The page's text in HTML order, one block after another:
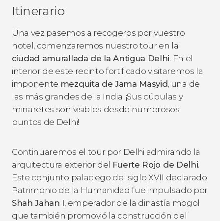
Itinerario
Una vez pasemos a recogeros por vuestro
hotel, comenzaremos nuestro tour en la
ciudad amurallada de la Antigua Delhi. En el
interior de este recinto fortificado visitaremos la
imponente mezquita de Jama Masyid, una de
las más grandes de la India. ¡Sus cúpulas y
minaretes son visibles desde numerosos
puntos de Delhi!
Continuaremos el tour por Delhi admirando la
arquitectura exterior del Fuerte Rojo de Delhi.
Este conjunto palaciego del siglo XVII declarado
Patrimonio de la Humanidad fue impulsado por
Shah Jahan I, emperador de la dinastía mogol
que también promovió la construcción del